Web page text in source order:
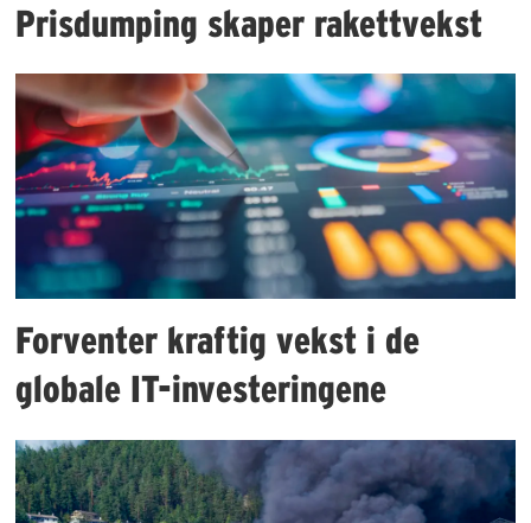
Prisdumping skaper rakettvekst
Forventer kraftig vekst i de
globale IT-investeringene